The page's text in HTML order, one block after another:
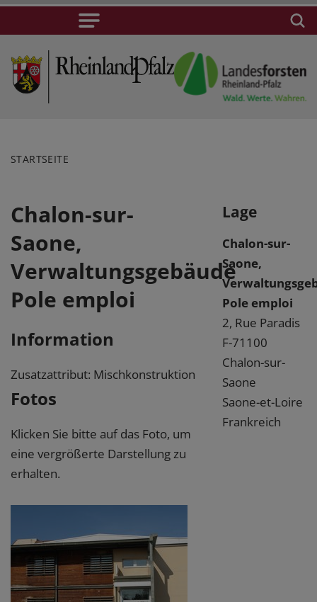
STARTSEITE
Chalon-sur-
Saone,
Verwaltungsgebäude
Pole emploi
Information
Zusatzattribut: Mischkonstruktion
Fotos
Klicken Sie bitte auf das Foto, um
eine vergrößerte Darstellung zu
erhalten.
Lage
Chalon-sur-
Saone,
Pole emploi
2, Rue Paradis
F-71100
Chalon-sur-
Saone
Saone-et-Loire
Frankreich